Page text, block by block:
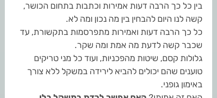
בין כל כך הרבה דעות אמירות וכתבות בתחום הכושר,
קשה לנו היום להבחין בין מה נכון ומה לא.
כל כך הרבה דעות ואמירות מתפרסמות בתקשורת, עד
שכבר קשה לדעת מה אמת ומה שקר.
גלולות קסם, שיטות מהפכניות, ועוד כל מני טריקים
טוענים שהם יכולים להביא לירידה במשקל ללא צורך
באימון גופני.